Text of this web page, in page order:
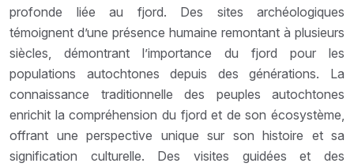
profonde liée au fjord. Des sites archéologiques
témoignent d’une présence humaine remontant à plusieurs
siècles, démontrant l’importance du fjord pour les
populations autochtones depuis des générations. La
connaissance traditionnelle des peuples autochtones
enrichit la compréhension du fjord et de son écosystème,
offrant une perspective unique sur son histoire et sa
signification culturelle. Des visites guidées et des